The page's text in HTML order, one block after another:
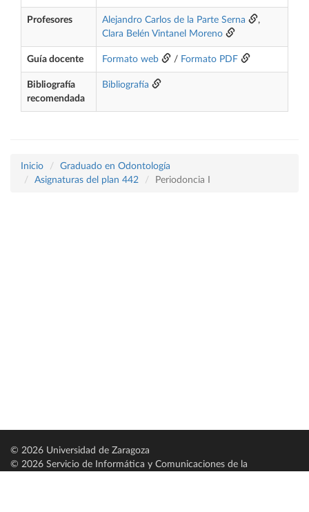
Profesores Alejandro Carlos de la Parte Serna
,
Clara Belén Vintanel Moreno
Guía docente Formato web / Formato PDF
Bibliografía
recomendada
Bibliografía
Inicio
Graduado en Odontología
Asignaturas del plan 442
Periodoncia I
© 2026 Universidad de Zaragoza
© 2026 Servicio de Informática y Comunicaciones de la